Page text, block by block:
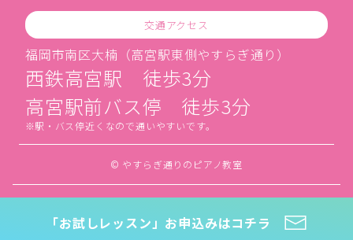
交通アクセス
福岡市南区大楠（高宮駅東側やすらぎ通り）
西鉄高宮駅 徒歩3分
高宮駅前バス停 徒歩3分
駅・バス停近くなので通いやすいです。
© やすらぎ通りのピアノ教室
「お試しレッスン」お申込みはコチラ